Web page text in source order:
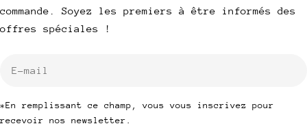
commande. Soyez les premiers à être informés des
offres spéciales !
*En remplissant ce champ, vous vous inscrivez pour
recevoir nos newsletter.